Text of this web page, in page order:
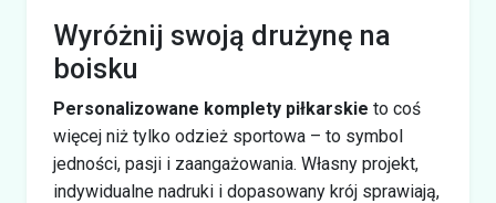
Wyróżnij swoją drużynę na
boisku
Personalizowane komplety piłkarskie to coś
więcej niż tylko odzież sportowa – to symbol
jedności, pasji i zaangażowania. Własny projekt,
indywidualne nadruki i dopasowany krój sprawiają,